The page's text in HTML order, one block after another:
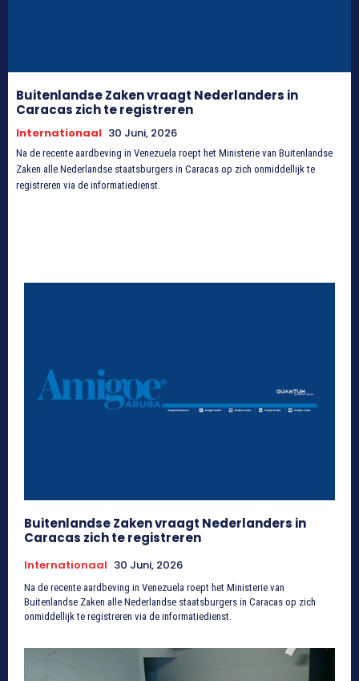
Buitenlandse Zaken vraagt Nederlanders in
Caracas zich te registreren
Internationaal 30 Juni, 2026
Na de recente aardbeving in Venezuela roept het Ministerie van Buitenlandse
Zaken alle Nederlandse staatsburgers in Caracas op zich onmiddellijk te
registreren via de informatiedienst.
Buitenlandse Zaken vraagt Nederlanders in
Caracas zich te registreren
Internationaal 30 Juni, 2026
Na de recente aardbeving in Venezuela roept het Ministerie van
Buitenlandse Zaken alle Nederlandse staatsburgers in Caracas op zich
onmiddellijk te registreren via de informatiedienst.